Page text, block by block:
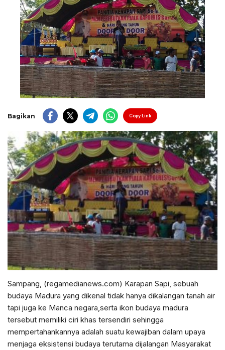
Bagikan Copy Link
Sampang, (regamedianews.com) Karapan Sapi, sebuah
budaya Madura yang dikenal tidak hanya dikalangan tanah air
tapi juga ke Manca negara,serta ikon budaya madura
tersebut memiliki ciri khas tersendiri sehingga
mempertahankannya adalah suatu kewajiban dalam upaya
menjaga eksistensi budaya terutama dijalangan Masyarakat